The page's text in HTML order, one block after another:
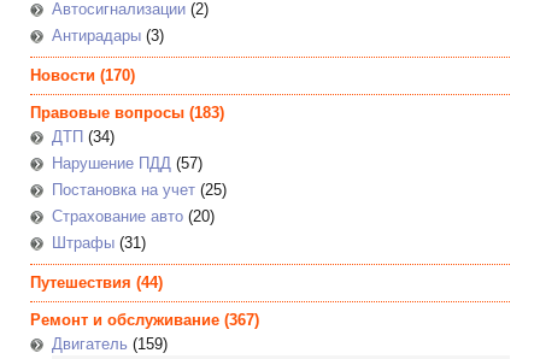
Автосигнализации (2)
Антирадары (3)
Новости (170)
Правовые вопросы (183)
ДТП (34)
Нарушение ПДД (57)
Постановка на учет (25)
Страхование авто (20)
Штрафы (31)
Путешествия (44)
Ремонт и обслуживание (367)
Двигатель (159)